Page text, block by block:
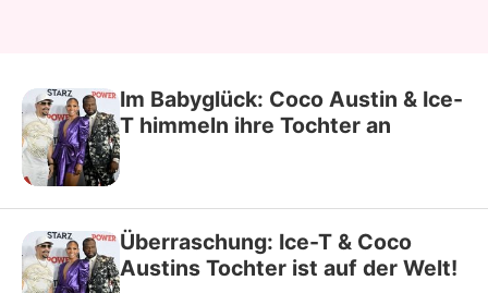
Im Babyglück: Coco Austin & Ice-
T himmeln ihre Tochter an
Überraschung: Ice-T & Coco
Austins Tochter ist auf der Welt!